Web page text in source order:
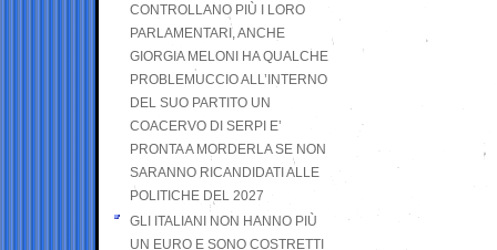
CONTROLLANO PIÙ I LORO
PARLAMENTARI, ANCHE
GIORGIA MELONI HA QUALCHE
PROBLEMUCCIO ALL’INTERNO
DEL SUO PARTITO UN
COACERVO DI SERPI E’
PRONTA A MORDERLA SE NON
SARANNO RICANDIDATI ALLE
POLITICHE DEL 2027
GLI ITALIANI NON HANNO PIÙ
UN EURO E SONO COSTRETTI